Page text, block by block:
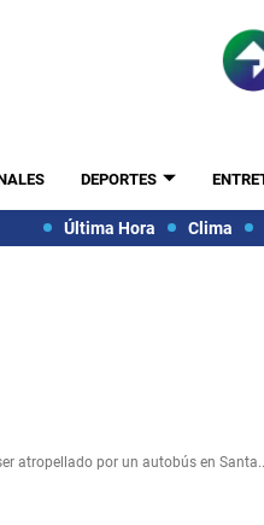
DEPORTES
Última Hora Clima
atropellado por un autobús en